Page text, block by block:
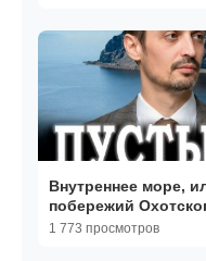
Внутреннее море,
побережий
Ульяна Максименко
1 773 просмотров